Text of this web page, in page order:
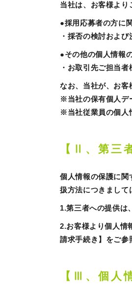
当社は、お客様より
●採用応募者の方に
・採否の検討およ
●その他の個人情報
・お取引先ご担当
なお、当社が、お客
※当社の保有個人デ
※当社従業員の個人
【Ⅱ、第三
個人情報の保護に関
扱方法につきまして
1.第三者への提供は
2.お客様より個人情
請求手続き】をご参
【Ⅲ、個人